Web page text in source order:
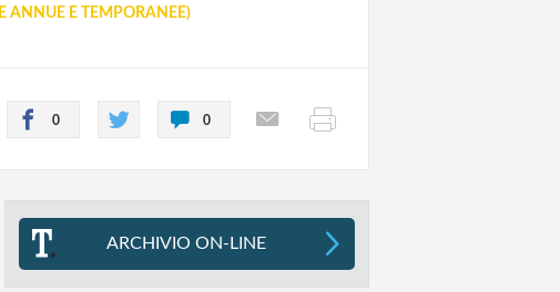
ANNUE E TEMPORANEE)
0 0
ARCHIVIO ON-LINE